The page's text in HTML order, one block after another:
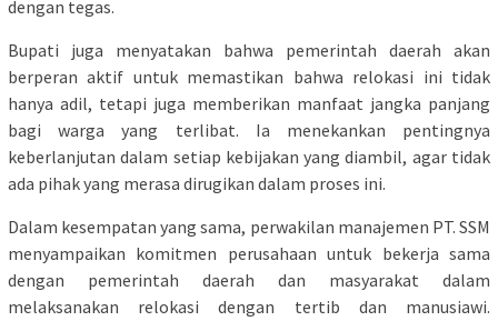
dengan tegas.
Bupati juga menyatakan bahwa pemerintah daerah akan
berperan aktif untuk memastikan bahwa relokasi ini tidak
hanya adil, tetapi juga memberikan manfaat jangka panjang
bagi warga yang terlibat. Ia menekankan pentingnya
keberlanjutan dalam setiap kebijakan yang diambil, agar tidak
ada pihak yang merasa dirugikan dalam proses ini.
Dalam kesempatan yang sama, perwakilan manajemen PT. SSM
menyampaikan komitmen perusahaan untuk bekerja sama
dengan pemerintah daerah dan masyarakat dalam
melaksanakan relokasi dengan tertib dan manusiawi.